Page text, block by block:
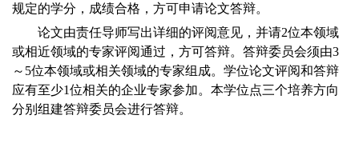
规定的学分，成绩合格，方可申请论文答辩。
论文由责任导师写出详细的评阅意见，并请2位本领域
或相近领域的专家评阅通过，方可答辩。答辩委员会须由3
～ 5位本领域或相关领域的专家组成。学位论文评阅和答辩
应有至少1位相关的企业专家参加。本学位点三个培养方向
分别组建答辩委员会进行答辩。